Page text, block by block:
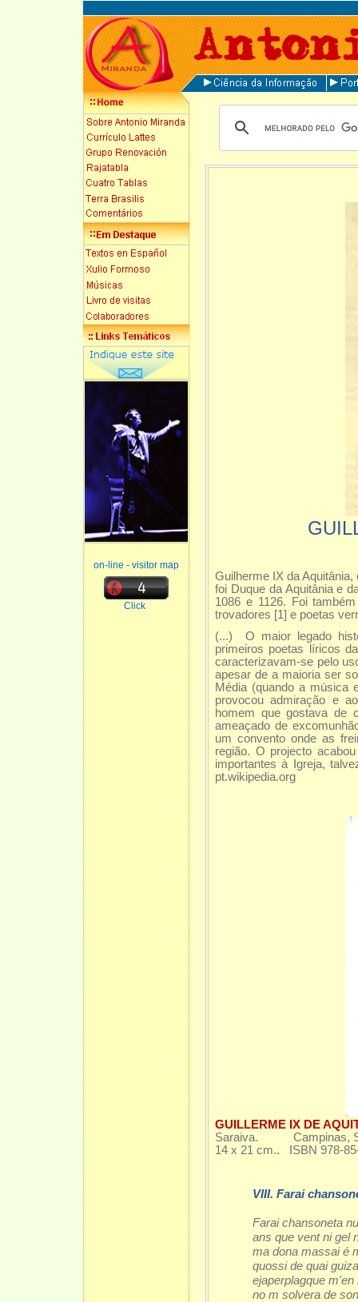
on-line - visitor map
Click
Guilherme IX da
foi Duque da Aquitânia e
1086 e 1126. Foi
trovadores [1] e poetas
(...) O maior legado
primeiros poetas líricos
caracterizavam-se pelo
apesar de a maioria ser
Média (quando a música
provocou admiração e
homem que gostava de
ameaçado de
um convento onde as
região. O projecto
importantes à Igreja,
pt.wikipedia.org
GUILLERME IX DE
Saraiva. Campinas,
14 x 21 cm.. ISBN 978-
VIII. Farai
Farai chansoneta
ans que vent ni gel
ma dona massai é
quossi de quai
ejaperplagque m'en
no m solvera de